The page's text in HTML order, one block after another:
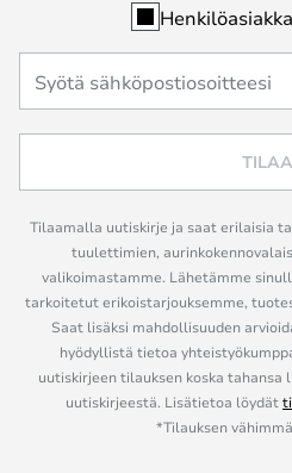
TILAA
Tilaamalla uutiskirje ja saat erilaisia
tuulettimien,
valikoimastamme. Lähetämme
tarkoitetut erikoistarjouksemme,
Saat lisäksi mahdollisuuden
hyödyllistä tietoa
uutiskirjeen tilauksen koska tahansa
uutiskirjeestä. Lisätietoa löydät
*Tilauksen